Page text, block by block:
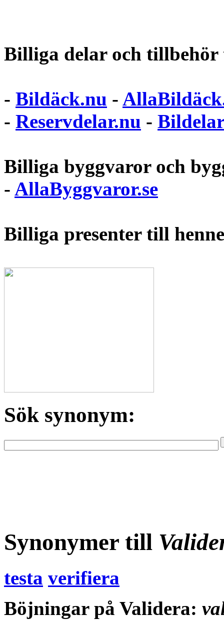
Billiga delar och
- Bildäck.nu -
- Reservdelar.nu - Bildelar
Billiga byggvaror och
- AllaByggvaror.se
Billiga presenter till
Sök synonym:
Synonymer till
testa verifiera
Böjningar på Validera: